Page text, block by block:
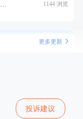
1144 浏览
更多更新
投诉建议